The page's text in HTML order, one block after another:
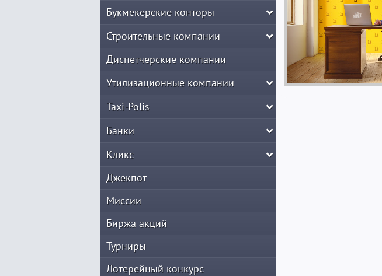
Букмекерские конторы
Строительные компании
Диспетчерские компании
Утилизационные компании
Taxi-Polis
Банки
Кликс
Джекпот
Миссии
Биржа акций
Турниры
Лотерейный конкурс